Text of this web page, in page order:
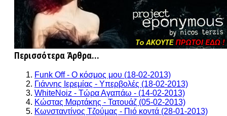
Περισσότερα Άρθρα...
Funk Off - Ο κόσμος μου (18-02-2013)
Γιάννης Ιερεμίας - Υπερβολές (18-02-2013)
WhiteNoiz - Τώρα Αγαπάω - (14-02-2013)
Κώστας Μαρτάκης - Τατουάζ (05-02-2013)
Κωνσταντίνος Τζούμας - Πιό κοντά (28-01-2013)